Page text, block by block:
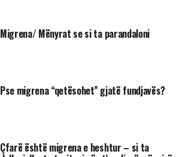
Migrena/ Mënyrat se si ta parandaloni
Pse migrena “qetësohet” gjatë fundjavës?
Çfarë është migrena e heshtur – si ta